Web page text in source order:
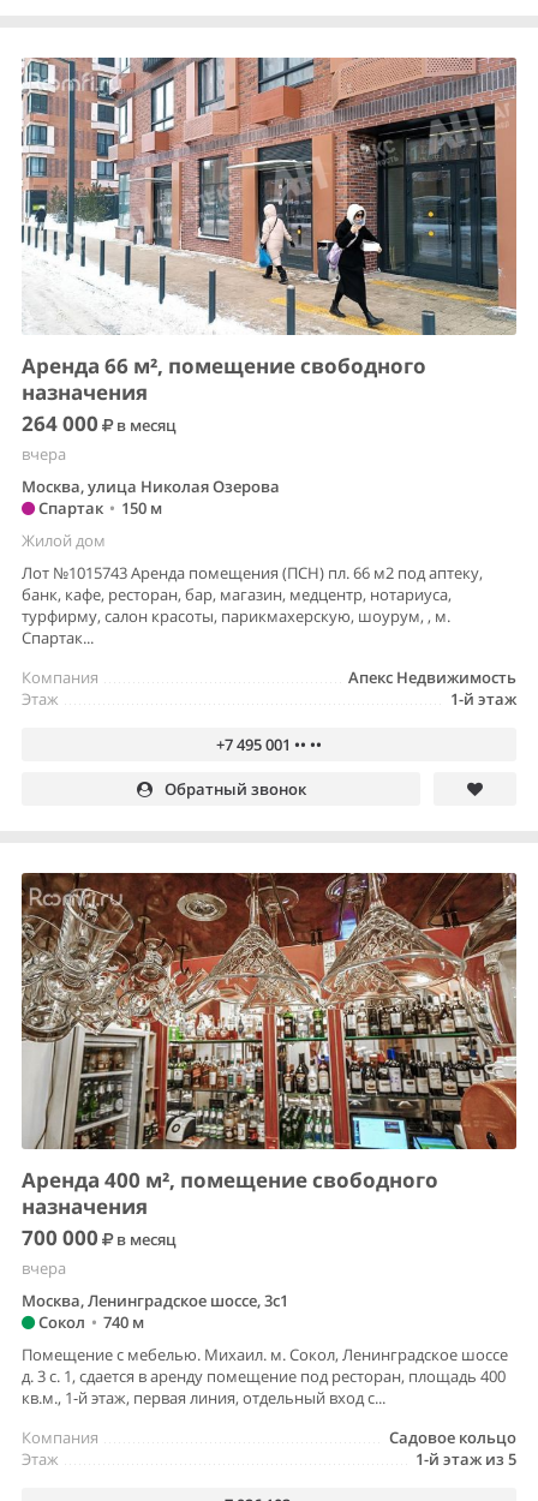
Аренда 66 м², помещение свободного
назначения
264 000
в месяц
вчера
Москва, улица Николая Озерова
Спартак • 150 м
Жилой дом
Лот №1015743 Аренда помещения (ПСН) пл. 66 м2 под аптеку,
банк, кафе, ресторан, бар, магазин, медцентр, нотариуса,
турфирму, салон красоты, парикмахерскую, шоурум, , м.
Спартак...
Апекс Недвижимость
Компания
1-й этаж
Этаж
+7 495 001 •• ••
Обратный звонок
Аренда 400 м², помещение свободного
назначения
700 000
в месяц
вчера
Москва, Ленинградское шоссе, 3с1
Сокол • 740 м
Помещение с мебелью. Михаил. м. Сокол, Ленинградское шоссе
д. 3 с. 1, сдается в аренду помещение под ресторан, площадь 400
кв.м., 1-й этаж, первая линия, отдельный вход с...
Садовое кольцо
Компания
1-й этаж из 5
Этаж